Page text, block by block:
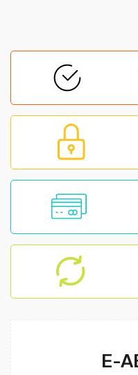
Görüş ve önerileriniz
Ürün resmi
Ürün
Bu ürüne benzer
E-